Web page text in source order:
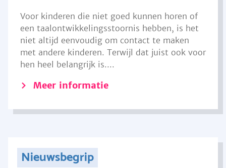
Voor kinderen die niet goed kunnen horen of
een taalontwikkelingsstoornis hebben, is het
niet altijd eenvoudig om contact te maken
met andere kinderen. Terwijl dat juist ook voor
hen heel belangrijk is....
Meer informatie
Nieuwsbegrip